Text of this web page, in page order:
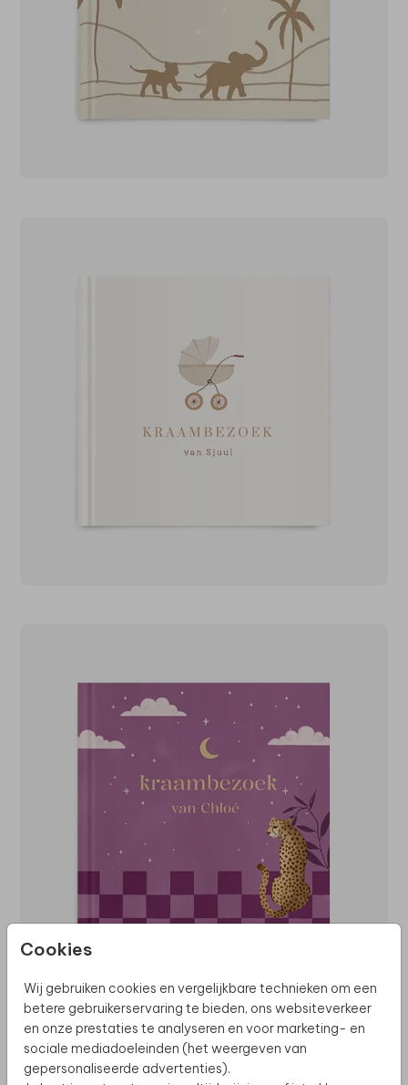
Cookies
Wij gebruiken cookies en vergelijkbare technieken om een
betere gebruikerservaring te bieden, ons websiteverkeer
en onze prestaties te analyseren en voor marketing- en
sociale mediadoeleinden (het weergeven van
gepersonaliseerde advertenties).